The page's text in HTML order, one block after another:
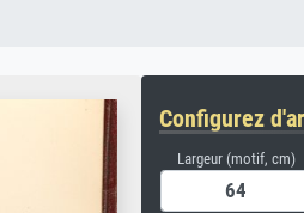
Configurez
Largeur (motif, cm)